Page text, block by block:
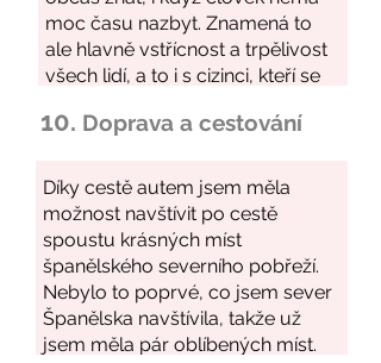
10. Doprava a cestování